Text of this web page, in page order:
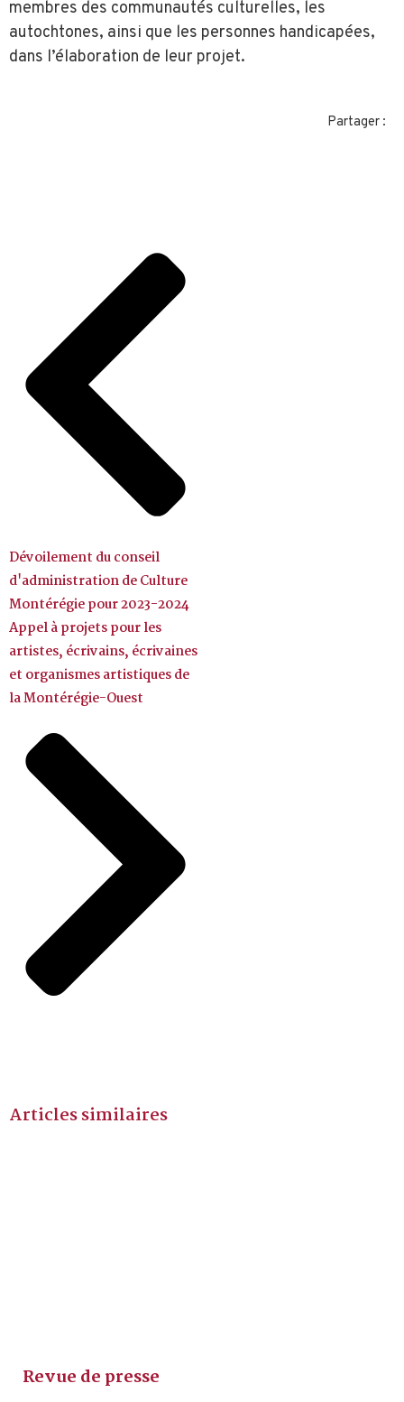
membres des communautés culturelles, les
autochtones, ainsi que les personnes handicapées,
dans l’élaboration de leur projet.
Partager :
Dévoilement du conseil
d'administration de Culture
Montérégie pour 2023-2024
Appel à projets pour les
artistes, écrivains, écrivaines
et organismes artistiques de
la Montérégie-Ouest
Articles similaires
Revue de presse